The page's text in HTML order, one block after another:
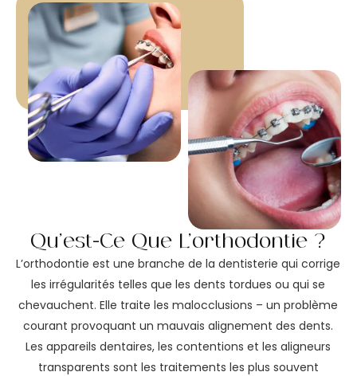
Qu’est-Ce Que L’orthodontie ?
L’orthodontie est une branche de la dentisterie qui corrige
les irrégularités telles que les dents tordues ou qui se
chevauchent. Elle traite les malocclusions – un problème
courant provoquant un mauvais alignement des dents.
Les appareils dentaires, les contentions et les aligneurs
transparents sont les traitements les plus souvent